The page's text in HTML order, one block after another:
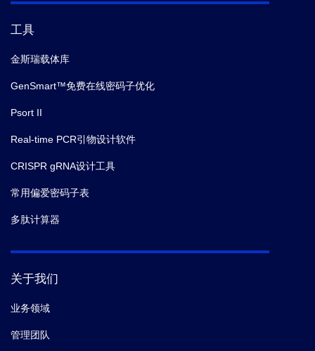
工具
金斯瑞载体库
GenSmart™免费在线密码子优化
Psort II
Real-time PCR引物设计软件
CRISPR gRNA设计工具
常用偏爱密码子表
多肽计算器
关于我们
业务领域
管理团队